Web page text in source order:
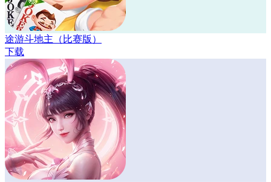
途游斗地主（比赛版）
下载